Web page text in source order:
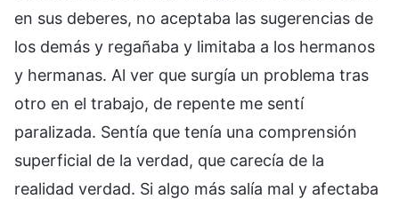
en sus deberes, no aceptaba las sugerencias de
los demás y regañaba y limitaba a los hermanos
y hermanas. Al ver que surgía un problema tras
otro en el trabajo, de repente me sentí
paralizada. Sentía que tenía una comprensión
superficial de la verdad, que carecía de la
realidad verdad. Si algo más salía mal y afectaba